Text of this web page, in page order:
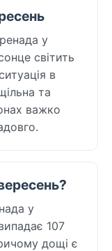
у
світить
в
та
важко
у
107
дощі є